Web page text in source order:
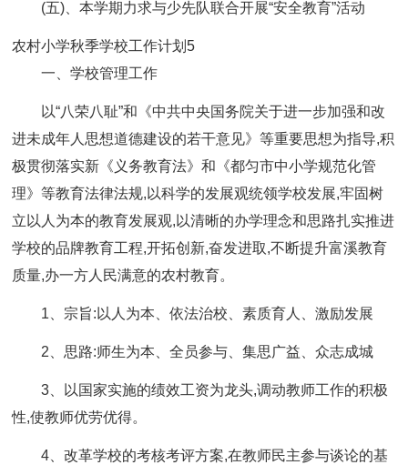
(五)、本学期力求与少先队联合开展“安全教育”活动
农村小学秋季学校工作计划5
一、学校管理工作
以“八荣八耻”和《中共中央国务院关于进一步加强和改
进未成年人思想道德建设的若干意见》等重要思想为指导,积
极贯彻落实新《义务教育法》和《都匀市中小学规范化管
理》等教育法律法规,以科学的发展观统领学校发展,牢固树
立以人为本的教育发展观,以清晰的办学理念和思路扎实推进
学校的品牌教育工程,开拓创新,奋发进取,不断提升富溪教育
质量,办一方人民满意的农村教育。
1、宗旨:以人为本、依法治校、素质育人、激励发展
2、思路:师生为本、全员参与、集思广益、众志成城
3、以国家实施的绩效工资为龙头,调动教师工作的积极
性,使教师优劳优得。
4、改革学校的考核考评方案,在教师民主参与谈论的基